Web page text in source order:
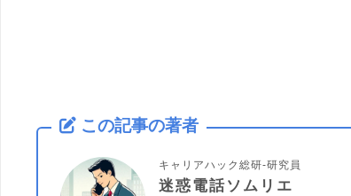
この記事の著者
キャリアハック総研-研究員
迷惑電話ソムリエ